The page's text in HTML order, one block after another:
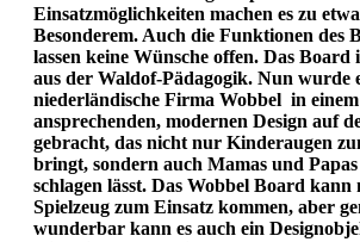
Einsatzmöglichkeiten machen es zu
Besonderem. Auch die Funktionen des
lassen keine Wünsche offen. Das Board
aus der Waldof-Pädagogik. Nun wurde
niederländische Firma Wobbel in
ansprechenden, modernen Design auf
gebracht, das nicht nur Kinderaugen
bringt, sondern auch Mamas und
schlagen lässt. Das Wobbel Board
Spielzeug zum Einsatz kommen, aber
wunderbar kann es auch ein